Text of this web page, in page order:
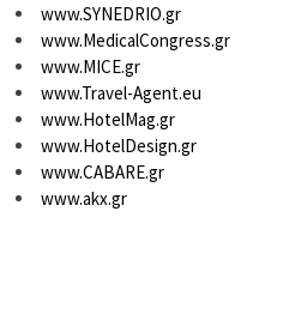
www.SYNEDRIO.gr
www.MedicalCongress.gr
www.MICE.gr
www.Travel-Agent.eu
www.HotelMag.gr
www.HotelDesign.gr
www.CABARE.gr
www.akx.gr